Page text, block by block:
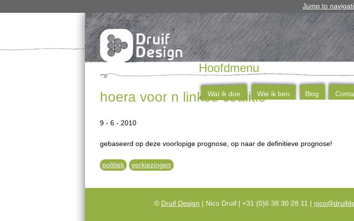
Jump to
hoera voor n linkse coalitie
9 - 6 - 2010
gebaseerd op deze voorlopige prognose, op naar de definitieve prognose!
politiek verkiezingen
Hoofdmenu
Wat ik doe Wie ik ben Blog
© Druif Design | Nico Druif | +31 (0)6 38 30 28 11 |